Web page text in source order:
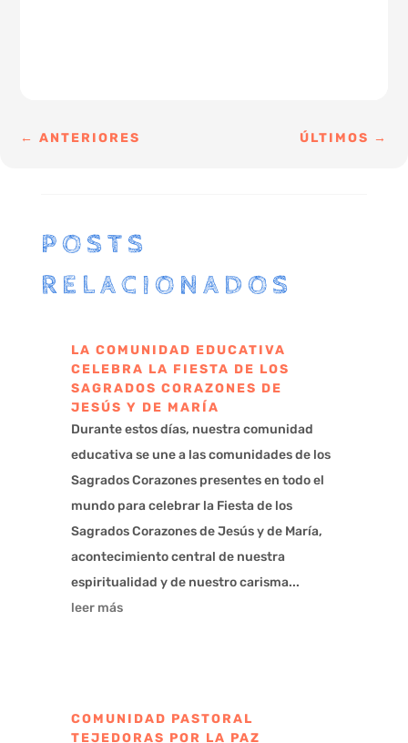
←ANTERIORES ÚLTIMOS →
POSTS
RELACIONADOS
LA COMUNIDAD EDUCATIVA
CELEBRA LA FIESTA DE LOS
SAGRADOS CORAZONES DE
JESÚS Y DE MARÍA
Durante estos días, nuestra comunidad
educativa se une a las comunidades de los
Sagrados Corazones presentes en todo el
mundo para celebrar la Fiesta de los
Sagrados Corazones de Jesús y de María,
acontecimiento central de nuestra
espiritualidad y de nuestro carisma...
leer más
COMUNIDAD PASTORAL
TEJEDORAS POR LA PAZ